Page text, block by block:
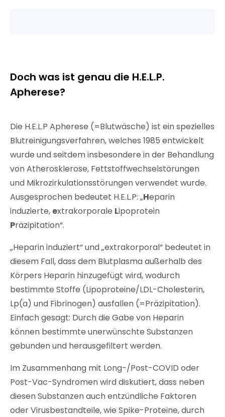
Doch was ist genau die H.E.L.P.
Apherese?
Die H.E.L.P Apherese (=Blutwäsche) ist ein spezielles
Blutreinigungsverfahren, welches 1985 entwickelt
wurde und seitdem insbesondere in der Behandlung
von Atherosklerose, Fettstoffwechselstörungen
und Mikrozirkulationsstörungen verwendet wurde.
Ausgesprochen bedeutet H.E.L.P: „Heparin
induzierte, extrakorporale Lipoprotein
Präzipitation“.
„Heparin induziert“ und „extrakorporal“ bedeutet in
diesem Fall, dass dem Blutplasma außerhalb des
Körpers Heparin hinzugefügt wird, wodurch
bestimmte Stoffe (Lipoproteine/LDL-Cholesterin,
Lp(a) und Fibrinogen) ausfallen (=Präzipitation).
Einfach gesagt: Durch die Gabe von Heparin
können bestimmte unerwünschte Substanzen
gebunden und herausgefiltert werden.
Im Zusammenhang mit Long-/Post-COVID oder
Post-Vac-Syndromen wird diskutiert, dass neben
diesen Substanzen auch entzündliche Faktoren
oder Virusbestandteile, wie Spike-Proteine, durch